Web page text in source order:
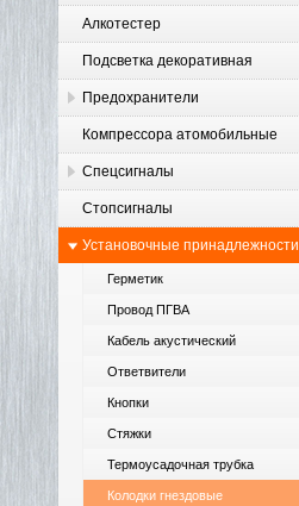
Алкотестер
Подсветка декоративная
Предохранители
Компрессора атомобильные
Спецсигналы
Стопсигналы
Установочные принадлежности
Герметик
Провод ПГВА
Кабель акустический
Ответвители
Кнопки
Стяжки
Термоусадочная трубка
Колодки гнездовые